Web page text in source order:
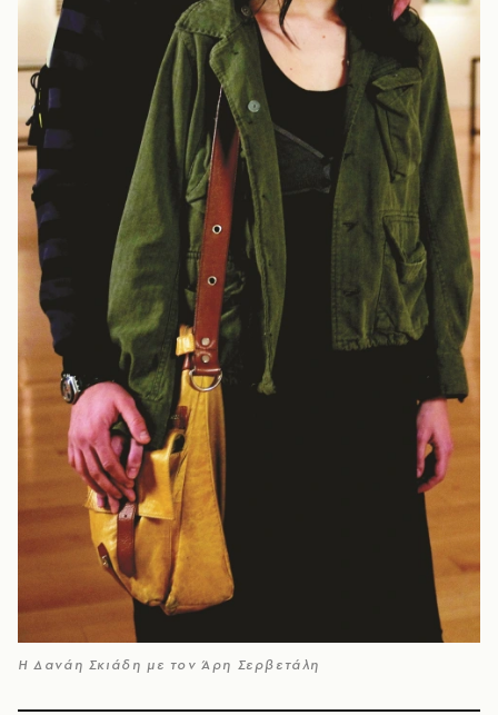
Η Δανάη Σκιάδη με τον Άρη Σερβετάλη